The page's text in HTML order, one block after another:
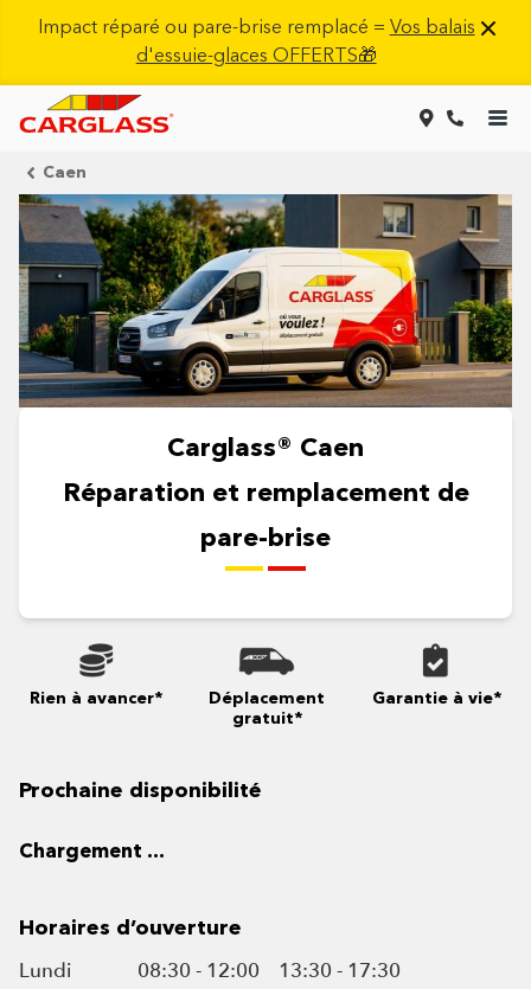
Impact réparé ou pare-brise remplacé = Vos balais
d'essuie-glaces OFFERTS🎁
Caen
Carglass® Caen
Réparation et remplacement de
pare-brise
Rien à avancer*
Déplacement
gratuit*
Garantie à vie*
Prochaine disponibilité
Chargement ...
Horaires d’ouverture
Lundi 08:30 - 12:00
13:30 - 17:30